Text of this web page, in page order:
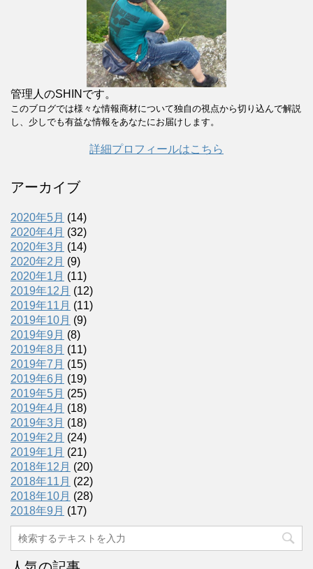
管理人のSHINです。
このブログでは様々な情報商材について独自の視点から切り込んで解説
し、少しでも有益な情報をあなたにお届けします。
詳細プロフィールはこちら
アーカイブ
2020年5月 (14)
2020年4月 (32)
2020年3月 (14)
2020年2月 (9)
2020年1月 (11)
2019年12月 (12)
2019年11月 (11)
2019年10月 (9)
2019年9月 (8)
2019年8月 (11)
2019年7月 (15)
2019年6月 (19)
2019年5月 (25)
2019年4月 (18)
2019年3月 (18)
2019年2月 (24)
2019年1月 (21)
2018年12月 (20)
2018年11月 (22)
2018年10月 (28)
2018年9月 (17)